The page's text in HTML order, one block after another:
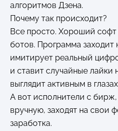
алгоритмов Дзена.
Почему так происходит?
Все просто. Хороший софт
ботов. Программа заходит
имитирует реальный
и ставит случайные лайки
выглядит активным в
А вот исполнители с
вручную, заходят на свои
заработка.